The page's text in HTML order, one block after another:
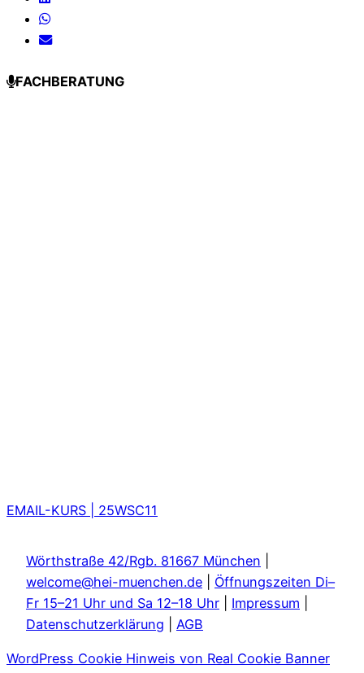
FACHBERATUNG
EMAIL-KURS | 25WSC11
Wörthstraße 42/Rgb. 81667 München
welcome@hei-muenchen.de
Öffnungszeiten Di–
Fr 15–21 Uhr und Sa 12–18 Uhr
Impressum
Datenschutzerklärung
AGB
WordPress Cookie Hinweis von Real Cookie Banner